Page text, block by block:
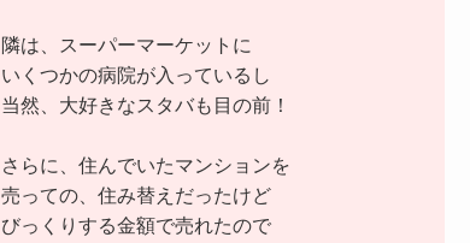
隣は、スーパーマーケットに
いくつかの病院が入っているし
当然、大好きなスタバも目の前！
さらに、住んでいたマンションを
売っての、住み替えだったけど
びっくりする金額で売れたので